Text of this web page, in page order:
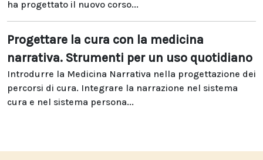
ha progettato il nuovo corso...
Progettare la cura con la medicina
narrativa. Strumenti per un uso quotidiano
Introdurre la Medicina Narrativa nella progettazione dei
percorsi di cura. Integrare la narrazione nel sistema
cura e nel sistema persona...